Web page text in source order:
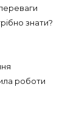
знати?
роботи